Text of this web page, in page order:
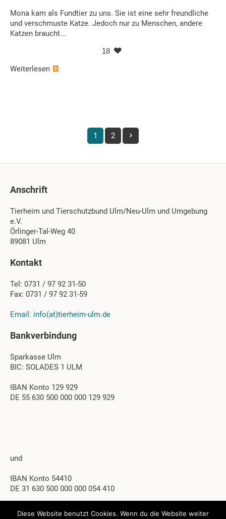
Mona kam als Fundtier zu uns. Sie ist eine sehr freundliche
und verschmuste Katze. Jedoch nur zu Menschen, andere
Katzen braucht...
18
Weiterlesen
1 2
Anschrift
Tierheim und Tierschutzbund Ulm/Neu-Ulm und Umgebung
e.V.
Örlinger-Tal-Weg 40
89081 Ulm
Kontakt
Tel: 0731 / 97 92 31-50
Fax: 0731 / 97 92 31-59
Email: info(at)tierheim-ulm.de
Bankverbindung
Sparkasse Ulm
BIC: SOLADES 1 ULM
IBAN Konto 129 929
DE 55 630 500 000 000 129 929
und
IBAN Konto 54410
DE 31 630 500 000 000 054 410
Diese Website benutzt Cookies. Wenn du die Website weiter